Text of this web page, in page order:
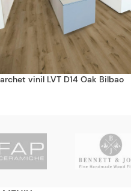
vinil LVT D14 Oak Bilbao